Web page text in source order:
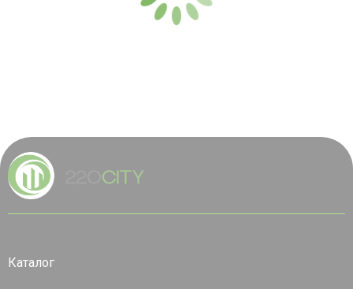
Каталог